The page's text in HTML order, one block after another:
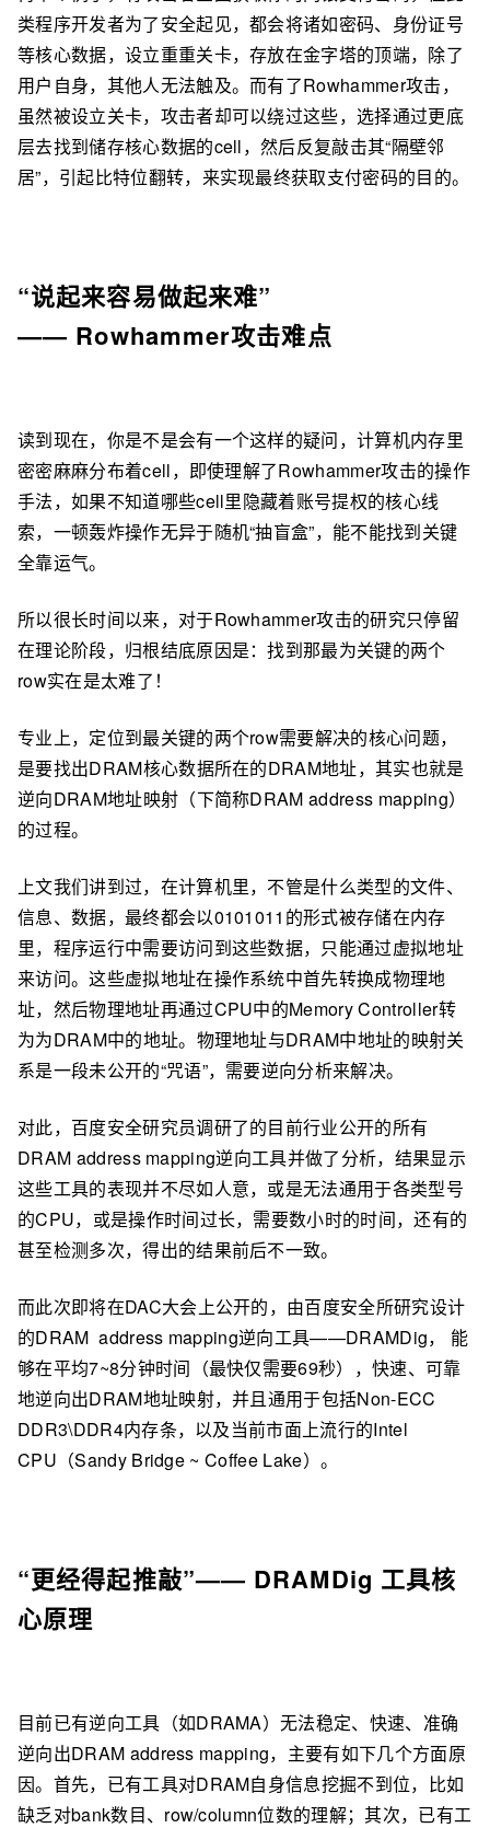
类程序开发者为了安全起见，都会将诸如密码、身份证号
等核心数据，设立重重关卡，存放在金字塔的顶端，除了
用户自身，其他人无法触及。而有了Rowhammer攻击，
虽然被设立关卡，攻击者却可以绕过这些，选择通过更底
层去找到储存核心数据的cell，然后反复敲击其“隔壁邻
居”，引起比特位翻转，来实现最终获取支付密码的目的。
“说起来容易做起来难”
—— Rowhammer攻击难点
读到现在，你是不是会有一个这样的疑问，计算机内存里
密密麻麻分布着cell，即使理解了Rowhammer攻击的操作
手法，如果不知道哪些cell里隐藏着账号提权的核心线
索，一顿轰炸操作无异于随机“抽盲盒”，能不能找到关键
全靠运气。
所以很长时间以来，对于Rowhammer攻击的研究只停留
在理论阶段，归根结底原因是：找到那最为关键的两个
row实在是太难了！
专业上，定位到最关键的两个row需要解决的核心问题，
是要找出DRAM核心数据所在的DRAM地址，其实也就是
逆向DRAM地址映射（下简称DRAM address mapping）
的过程。
上文我们讲到过，在计算机里，不管是什么类型的文件、
信息、数据，最终都会以0101011的形式被存储在内存
里，程序运行中需要访问到这些数据，只能通过虚拟地址
来访问。这些虚拟地址在操作系统中首先转换成物理地
址，然后物理地址再通过CPU中的Memory Controller转
为为DRAM中的地址。物理地址与DRAM中地址的映射关
系是一段未公开的“咒语”，需要逆向分析来解决。
对此，百度安全研究员调研了的目前行业公开的所有
DRAM address mapping逆向工具并做了分析，结果显示
这些工具的表现并不尽如人意，或是无法通用于各类型号
的CPU，或是操作时间过长，需要数小时的时间，还有的
甚至检测多次，得出的结果前后不一致。
而此次即将在DAC大会上公开的，由百度安全所研究设计
的DRAM address mapping逆向工具——DRAMDig， 能
够在平均7~8分钟时间（最快仅需要69秒），快速、可靠
地逆向出DRAM地址映射，并且通用于包括Non-ECC
DDR3\DDR4内存条，以及当前市面上流行的Intel
CPU（Sandy Bridge ~ Coffee Lake）。
“更经得起推敲”—— DRAMDig 工具核
心原理
目前已有逆向工具（如DRAMA）无法稳定、快速、准确
逆向出DRAM address mapping，主要有如下几个方面原
因。首先，已有工具对DRAM自身信息挖掘不到位，比如
缺乏对bank数目、row/column位数的理解；其次，已有工